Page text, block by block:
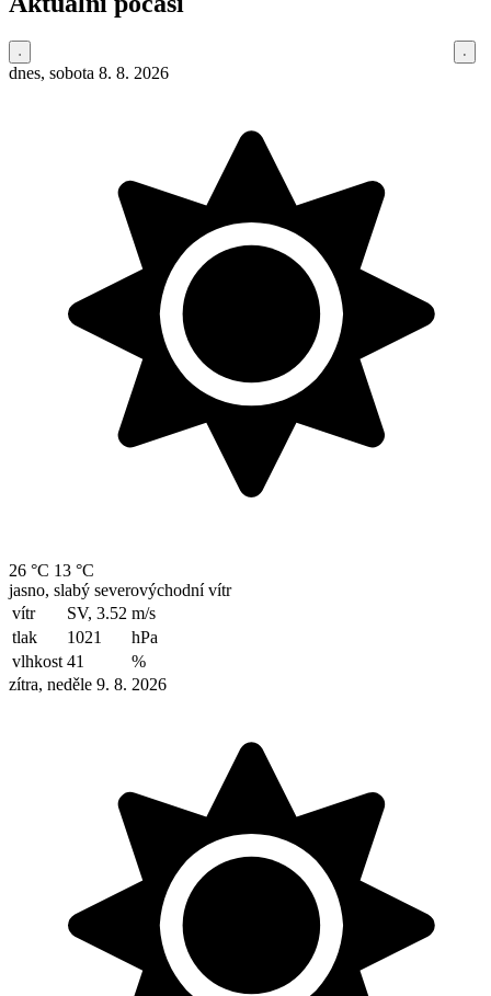
dnes, sobota 8. 8. 2026
26 °C 13 °C
jasno, slabý severovýchodní vítr
vítr
SV, 3.52 m/s
tlak
1021
hPa
vlhkost 41
%
zítra, neděle 9. 8. 2026